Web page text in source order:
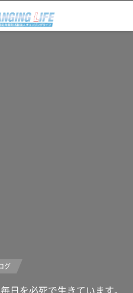
グ
日を必死で生きています。